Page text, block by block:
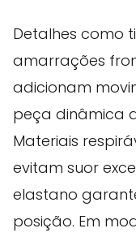
Detalhes como
amarrações
adicionam
peça dinâmica
Materiais
evitam suor
elastano
posição. Em